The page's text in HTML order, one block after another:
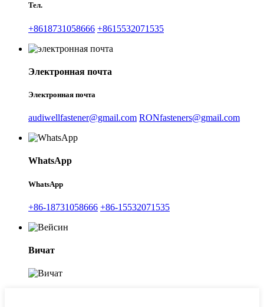
Тел.
+8618731058666 +8615532071535
Электронная почта
Электронная почта
audiwellfastener@gmail.com RONfasteners@gmail.com
WhatsApp
WhatsApp
+86-18731058666 +86-15532071535
Вичат